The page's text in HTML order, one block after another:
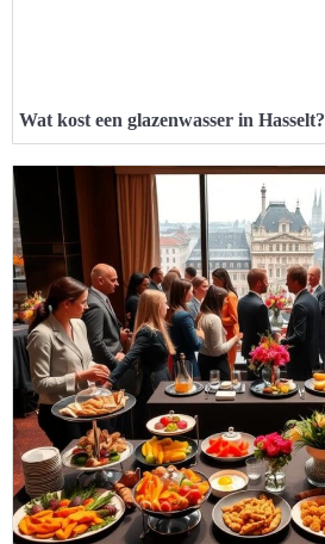
Wat kost een glazenwasser in Hasselt?